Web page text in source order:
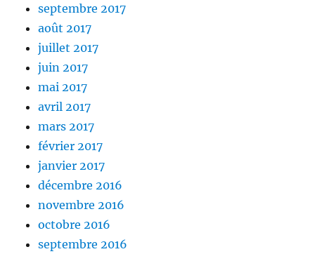
septembre 2017
août 2017
juillet 2017
juin 2017
mai 2017
avril 2017
mars 2017
février 2017
janvier 2017
décembre 2016
novembre 2016
octobre 2016
septembre 2016